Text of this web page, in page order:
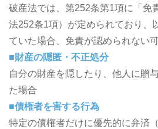
破産法では、第252条第1項に「免
法252条1項）が定められており、
ていた場合、免責が認められない
■財産の隠匿・不正処分
自分の財産を隠したり、他人に贈
た場合
■債権者を害する行為
特定の債権者だけに優先的に弁済